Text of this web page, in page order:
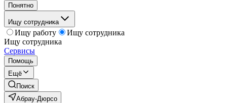
Понятно
Ищу сотрудника
Ищу работу
Ищу сотрудника
Ищу сотрудника
Сервисы
Помощь
Ещё
Поиск
Абрау-Дюрсо